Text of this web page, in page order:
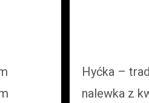
Hyćka –
nalewka z